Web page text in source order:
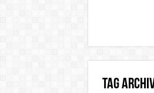
Tag